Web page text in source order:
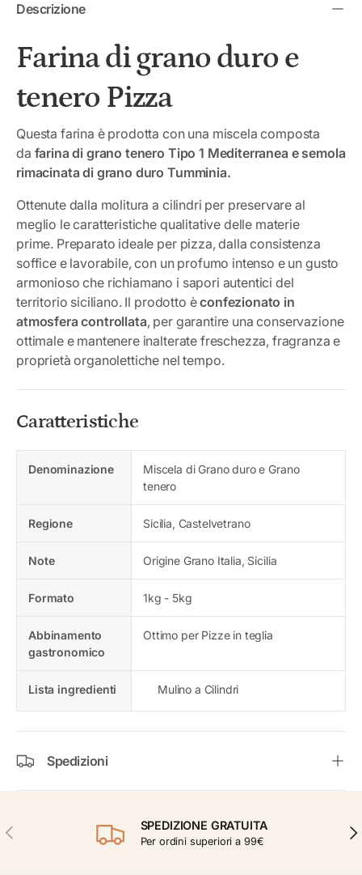
Descrizione
Farina di grano duro e
tenero Pizza
Questa farina è prodotta con una miscela composta
da farina di grano tenero Tipo 1 Mediterranea e semola
rimacinata di grano duro Tumminia.
Ottenute dalla molitura a cilindri per preservare al
meglio le caratteristiche qualitative delle materie
prime. Preparato ideale per pizza, dalla consistenza
soffice e lavorabile, con un profumo intenso e un gusto
armonioso che richiamano i sapori autentici del
territorio siciliano. Il prodotto èconfezionato in
atmosfera controllata, per garantire una conservazione
ottimale e mantenere inalterate freschezza, fragranza e
proprietà organolettiche nel tempo.
Caratteristiche
Denominazione
Miscela di Grano duro e Grano
tenero
Regione Sicilia, Castelvetrano
Note Origine Grano Italia, Sicilia
Formato 1kg - 5kg
Abbinamento
gastronomico
Ottimo per Pizze in teglia
Lista ingredienti Mulino a Cilindri
Spedizioni
INDIETRO SPEDIZIONE GRATUITA
Per ordini superiori a 99€